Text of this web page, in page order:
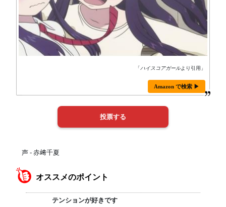
「ハイスコアガールより引用」
Amazon で検索 ▶
声 - 赤﨑千夏
オススメのポイント
テンションが好きです